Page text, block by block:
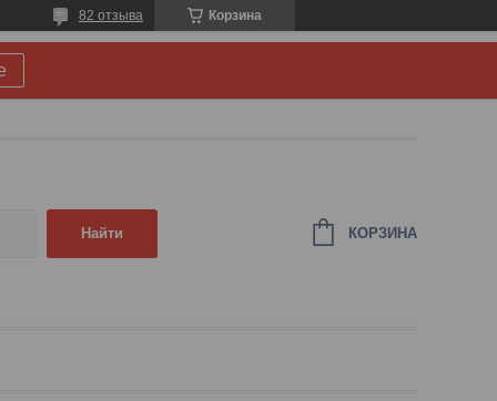
Корзина
82 отзыва
Найти КОРЗИНА